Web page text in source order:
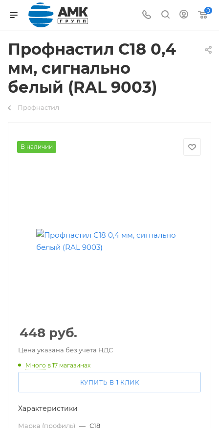
0
Профнастил С18 0,4
мм, сигнально
белый (RAL 9003)
Профнастил
В наличии
448 руб.
Цена указана без учета НДС
Много в 17 магазинах
КУПИТЬ В 1 КЛИК
Характеристики
Марка (профиль) — С18